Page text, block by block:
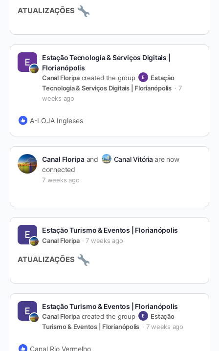
ATUALIZAÇÕES
Estação Tecnologia & Serviços Digitais |
Florianópolis
Canal Floripacreated the group
Estação
Tecnologia & Serviços Digitais | Florianópolis
7
weeks ago
A-LOJA Ingleses
Canal Floripaand Canal Vitória are now
connected
7 weeks ago
Estação Turismo & Eventos | Florianópolis
Canal Floripa 7 weeks ago
ATUALIZAÇÕES
Estação Turismo & Eventos | Florianópolis
Canal Floripacreated the group
Estação
Turismo & Eventos | Florianópolis
7 weeks ago
Canal Rio Vermelho